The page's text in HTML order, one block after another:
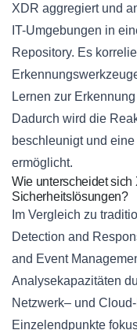
XDR aggregiert und
IT-Umgebungen in
Repository. Es
Lernen zur
Dadurch wird die
beschleunigt und
ermöglicht.
Wie unterscheidet
Sicherheitslösungen?
Im Vergleich zu
Detection and
and Event
Analysekapazitäten
Netzwerk– und
Einzelendpunkte